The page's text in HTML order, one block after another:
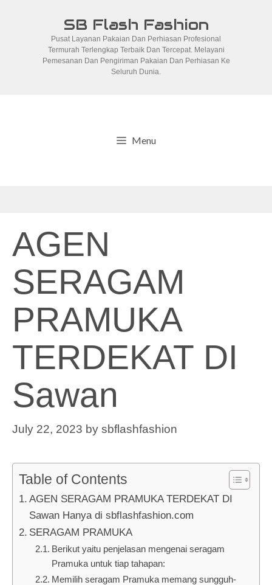
SB Flash Fashion
Pusat Layanan Pakaian Dan Perhiasan Profesional
Termurah Terlengkap Terbaik Dan Tercepat. Melayani
Pemesanan Dan Pengiriman Pakaian Dan Perhiasan Ke
Seluruh Dunia.
Menu
AGEN
SERAGAM
PRAMUKA
TERDEKAT DI
Sawan
July 22, 2023 by sbflashfashion
Table of Contents
AGEN SERAGAM PRAMUKA TERDEKAT DI
Sawan Hanya di sbflashfashion.com
SERAGAM PRAMUKA
Berikut yaitu penjelasan mengenai seragam
Pramuka untuk tiap tahapan:
Memilih seragam Pramuka memang sungguh-